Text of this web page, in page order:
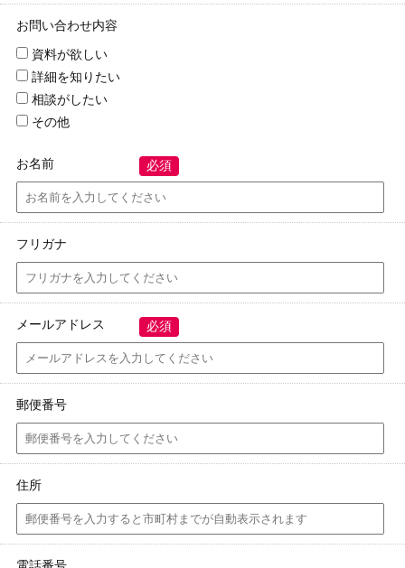
お問い合わせ内容
資料が欲しい
詳細を知りたい
相談がしたい
その他
お名前 必須
フリガナ
メールアドレス 必須
郵便番号
住所